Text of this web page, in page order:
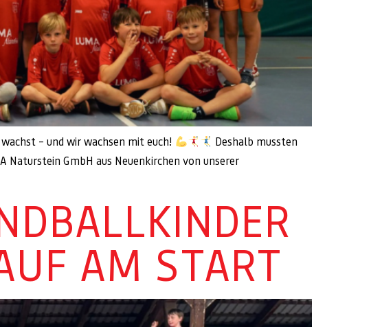
– und wir wachsen mit euch!
Deshalb mussten
Naturstein GmbH aus Neuenkirchen von unserer
AM START